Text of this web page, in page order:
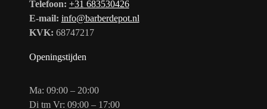
Telefoon: +31 683530426
E-mail: info@barberdepot.nl
KVK: 68747217
Openingstijden
Ma: 09:00 – 20:00
Di tm Vr: 09:00 – 17:00